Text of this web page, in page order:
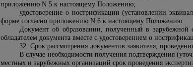
приложению N 5 к настоящему Положению;
удостоверение о нострификации (установлении
форме согласно приложению N 6 к настоящему Положению.
Документ об образовании, полученный в зарубежной
обладателем документа вместе с удостоверением о
32. Срок рассмотрения документов заявителя,
В случае необходимости получения подтверждения
местных и зарубежных организаций срок проведения